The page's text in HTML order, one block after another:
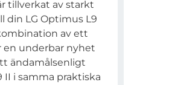
tillverkat av starkt
din LG Optimus L9
av ett
en underbar nyhet
ändamålsenligt
i samma praktiska